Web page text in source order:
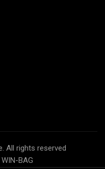
All rights reserved
BAG